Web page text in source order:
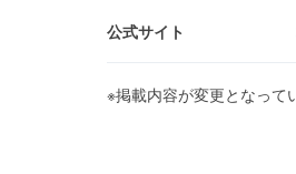
公式サイト
※掲載内容が変更となって